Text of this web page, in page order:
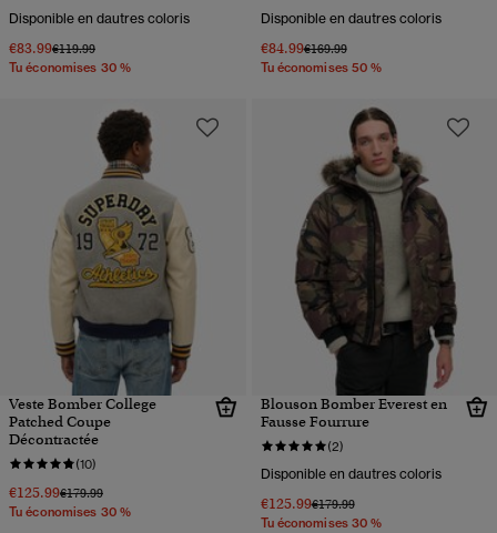
Disponible en dautres coloris
€83.99Prix réduit de
€119.99à
Tu économises 30 %
Disponible en dautres coloris
€84.99Prix réduit de
€169.99à
Tu économises 50 %
Veste Bomber College
Patched Coupe
Décontractée
(10)
€125.99Prix réduit de
€179.99à
Tu économises 30 %
Blouson Bomber Everest en
Fausse Fourrure
(2)
Disponible en dautres coloris
€125.99Prix réduit de
€179.99à
Tu économises 30 %